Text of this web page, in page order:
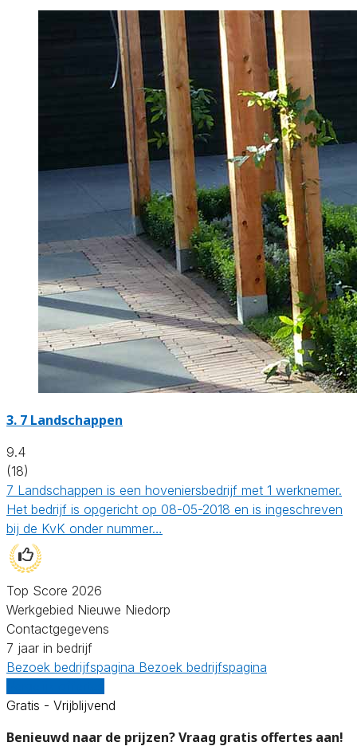
3. 7 Landschappen
9.4
(18)
7 Landschappen is een hoveniersbedrijf met 1 werknemer.
Het bedrijf is opgericht op 08-05-2018 en is ingeschreven
bij de KvK onder nummer…
Top Score 2026
Werkgebied Nieuwe Niedorp
Contactgegevens
7 jaar in bedrijf
Bezoek bedrijfspagina Bezoek bedrijfspagina
Gratis - Vrijblijvend
Benieuwd naar de prijzen? Vraag gratis offertes aan!